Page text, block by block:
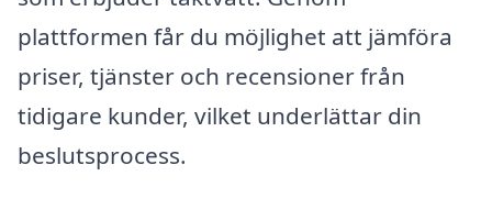
plattformen får du möjlighet att jämföra
priser, tjänster och recensioner från
tidigare kunder, vilket underlättar din
beslutsprocess.